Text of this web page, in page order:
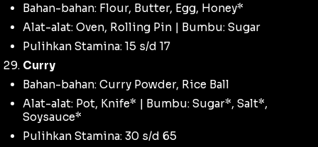
Bahan-bahan: Flour, Butter, Egg, Honey*
Alat-alat: Oven, Rolling Pin | Bumbu: Sugar
Pulihkan Stamina: 15 s/d 17
Curry
Bahan-bahan: Curry Powder, Rice Ball
Alat-alat: Pot, Knife* | Bumbu: Sugar*, Salt*,
Soysauce*
Pulihkan Stamina: 30 s/d 65